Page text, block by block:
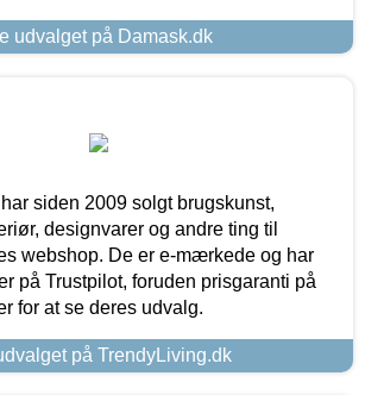
udvalget på Damask.dk
siden 2009 solgt brugskunst,
designvarer og andre ting til
webshop. De er e-mærkede og har
på Trustpilot, foruden prisgaranti på
for at se deres udvalg.
på TrendyLiving.dk